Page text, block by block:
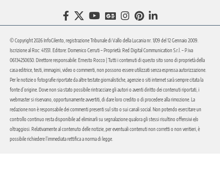
© Copyright 2026 InfoCilento, registrazione Tribunale di Vallo della Lucania nr. 1/09 del 12 Gennaio 2009.
Iscrizione al Roc: 41551. Editore: Domenico Cerruti – Proprietà: Red Digital Communication S.r.l. – P.iva
06134250650. Direttore responsabile: Ernesto Rocco | Tutti i contenuti di questo sito sono di proprietà della
casa editrice, testi, immagini, video o commenti, non possono essere utilizzati senza espressa autorizzazione.
Per le notizie o fotografie riportate da altre testate giornalistiche, agenzie o siti internet sarà sempre citata la
fonte d’origine. Dove non sia stato possibile rintracciare gli autori o aventi diritto dei contenuti riportati, i
webmaster si riservano, opportunamente avvertiti, di dare loro credito o di procedere alla rimozione. La
redazione non è responsabile dei commenti presenti sul sito o sui canali social. Non potendo esercitare un
controllo continuo resta disponibile ad eliminarli su segnalazione qualora gli stessi risultino offensivi e/o
oltraggiosi. Relativamente al contenuto delle notizie, per eventuali contenuti non corretti o non veritieri, è
possibile richiedere l’immediata rettifica a norma di legge.